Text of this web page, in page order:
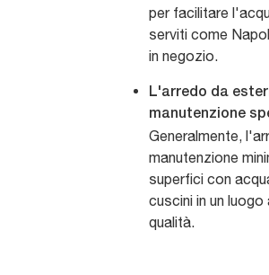
per facilitare
serviti come
in negozio.
L'arredo da
manutenzione
Generalmente,
manutenzione
superfici con
cuscini in un
qualità.